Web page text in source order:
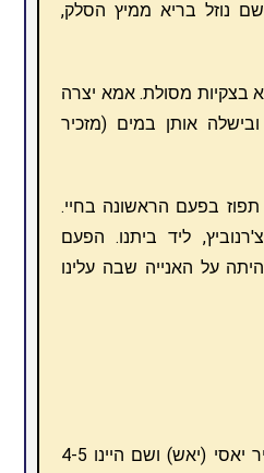
נוזל בריא ממיץ הסלק,
בצקיות מסולת. אמא יצרה
אותן במים (מזכיר
תפוז בפעם הראשונה בחיי.
ליד ביתנו. הפעם
על האנייה שבה עלינו
מהעיר סירט הגענו לעיר יאסי (יאש) ושם היינו 4-5